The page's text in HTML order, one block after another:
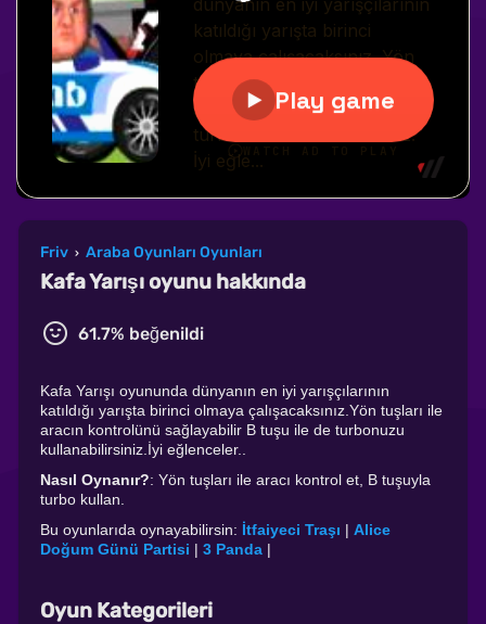
Friv › Araba Oyunları Oyunları
Kafa Yarışı oyunu hakkında
61.7% beğenildi
Kafa Yarışı oyununda dünyanın en iyi yarışçılarının
katıldığı yarışta birinci olmaya çalışacaksınız.Yön tuşları ile
aracın kontrolünü sağlayabilir B tuşu ile de turbonuzu
kullanabilirsiniz.İyi eğlenceler..
Nasıl Oynanır?: Yön tuşları ile aracı kontrol et, B tuşuyla
turbo kullan.
Bu oyunlarıda oynayabilirsin: İtfaiyeci Traşı | Alice
Doğum Günü Partisi | 3 Panda |
Oyun Kategorileri